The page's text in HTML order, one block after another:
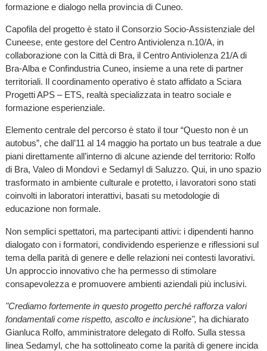
formazione e dialogo nella provincia di Cuneo.
Capofila del progetto è stato il Consorzio Socio-Assistenziale del
Cuneese, ente gestore del Centro Antiviolenza n.10/A, in
collaborazione con la Città di Bra, il Centro Antiviolenza 21/A di
Bra-Alba e Confindustria Cuneo, insieme a una rete di partner
territoriali. Il coordinamento operativo è stato affidato a Sciara
Progetti APS – ETS, realtà specializzata in teatro sociale e
formazione esperienziale.
Elemento centrale del percorso è stato il tour “Questo non è un
autobus”, che dall’11 al 14 maggio ha portato un bus teatrale a due
piani direttamente all’interno di alcune aziende del territorio: Rolfo
di Bra, Valeo di Mondovì e Sedamyl di Saluzzo. Qui, in uno spazio
trasformato in ambiente culturale e protetto, i lavoratori sono stati
coinvolti in laboratori interattivi, basati su metodologie di
educazione non formale.
Non semplici spettatori, ma partecipanti attivi: i dipendenti hanno
dialogato con i formatori, condividendo esperienze e riflessioni sul
tema della parità di genere e delle relazioni nei contesti lavorativi.
Un approccio innovativo che ha permesso di stimolare
consapevolezza e promuovere ambienti aziendali più inclusivi.
"Crediamo fortemente in questo progetto perché rafforza valori
fondamentali come rispetto, ascolto e inclusione", ha dichiarato
Gianluca Rolfo, amministratore delegato di Rolfo. Sulla stessa
linea Sedamyl, che ha sottolineato come la parità di genere incida